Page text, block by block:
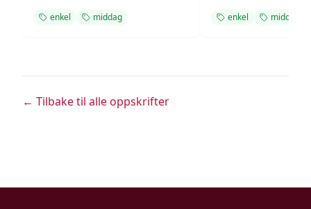
enkel middag enkel middag
← Tilbake til alle oppskrifter